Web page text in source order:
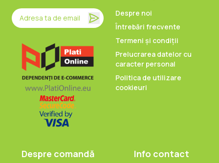
Despre noi
Întrebări frecvente
Termeni și condiții
Prelucrarea datelor cu
caracter personal
Politica de utilizare
cookieuri
Despre comandă Info contact